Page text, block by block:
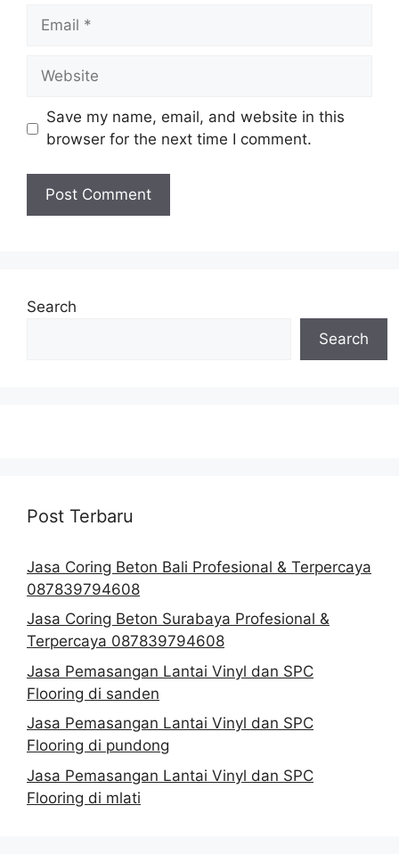
Email
Website
Save my name, email, and website in this
browser for the next time I comment.
Search
Search
Post Terbaru
Jasa Coring Beton Bali Profesional & Terpercaya
087839794608
Jasa Coring Beton Surabaya Profesional &
Terpercaya 087839794608
Jasa Pemasangan Lantai Vinyl dan SPC
Flooring di sanden
Jasa Pemasangan Lantai Vinyl dan SPC
Flooring di pundong
Jasa Pemasangan Lantai Vinyl dan SPC
Flooring di mlati